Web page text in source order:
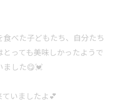
べた子どもたち、自分たち
っても美味しかったようで
ました😋💓
いましたよ💕